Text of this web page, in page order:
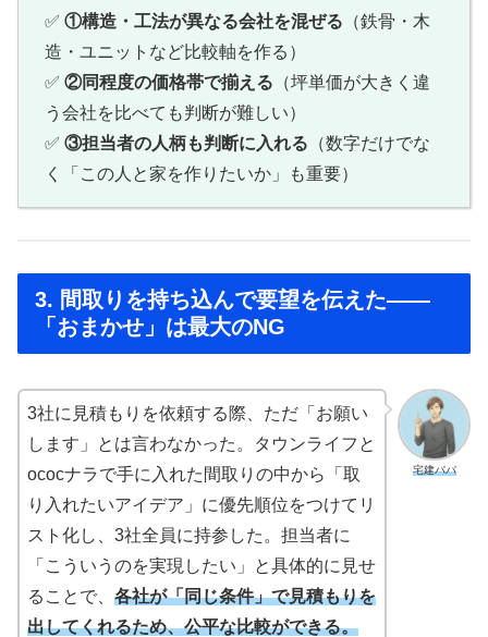
✅ ①構造・工法が異なる会社を混ぜる （鉄骨・木
造・ユニットなど比較軸を作る）
✅ ②同程度の価格帯で揃える （坪単価が大きく違
う会社を比べても判断が難しい）
✅ ③担当者の人柄も判断に入れる （数字だけでな
く「この人と家を作りたいか」も重要）
3. 間取りを持ち込んで要望を伝えた——
「おまかせ」は最大のNG
宅建パパ
3社に見積もりを依頼する際、ただ「お願い
します」とは言わなかった。タウンライフと
ococナラで手に入れた間取りの中から「取
り入れたいアイデア」に優先順位をつけてリ
スト化し、3社全員に持参した。担当者に
「こういうのを実現したい」と具体的に見せ
ることで、 各社が「同じ条件」で見積もりを
出してくれるため、公平な比較ができる。